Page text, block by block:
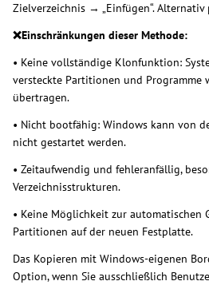
Zielverzeichnis → „Einfügen“.
❌Einschränkungen dieser Methode:
• Keine vollständige Klonfunktion:
versteckte Partitionen und Programme
übertragen.
• Nicht bootfähig: Windows kann von
nicht gestartet werden.
• Zeitaufwendig und fehleranfällig,
Verzeichnisstrukturen.
• Keine Möglichkeit zur automatischen
Partitionen auf der neuen Festplatte.
Das Kopieren mit Windows-eigenen
Option, wenn Sie ausschließlich